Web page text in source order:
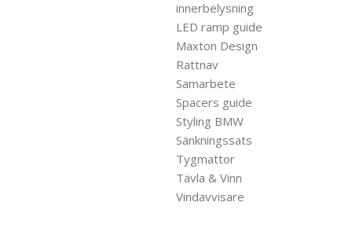
innerbelysning
LED ramp guide
Maxton Design
Rattnav
Samarbete
Spacers guide
Styling BMW
Sänkningssats
Tygmattor
Tävla & Vinn
Vindavvisare